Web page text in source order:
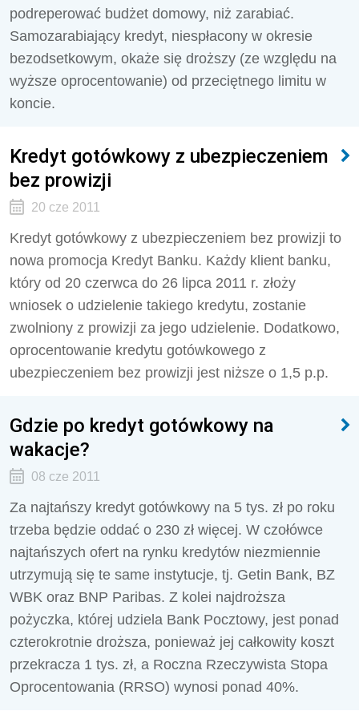
podreperować budżet domowy, niż zarabiać.
Samozarabiający kredyt, niespłacony w okresie
bezodsetkowym, okaże się droższy (ze względu na
wyższe oprocentowanie) od przeciętnego limitu w
koncie.
Kredyt gotówkowy z ubezpieczeniem
bez prowizji
20 cze 2011
Kredyt gotówkowy z ubezpieczeniem bez prowizji to
nowa promocja Kredyt Banku. Każdy klient banku,
który od 20 czerwca do 26 lipca 2011 r. złoży
wniosek o udzielenie takiego kredytu, zostanie
zwolniony z prowizji za jego udzielenie. Dodatkowo,
oprocentowanie kredytu gotówkowego z
ubezpieczeniem bez prowizji jest niższe o 1,5 p.p.
Gdzie po kredyt gotówkowy na
wakacje?
08 cze 2011
Za najtańszy kredyt gotówkowy na 5 tys. zł po roku
trzeba będzie oddać o 230 zł więcej. W czołówce
najtańszych ofert na rynku kredytów niezmiennie
utrzymują się te same instytucje, tj. Getin Bank, BZ
WBK oraz BNP Paribas. Z kolei najdroższa
pożyczka, której udziela Bank Pocztowy, jest ponad
czterokrotnie droższa, ponieważ jej całkowity koszt
przekracza 1 tys. zł, a Roczna Rzeczywista Stopa
Oprocentowania (RRSO) wynosi ponad 40%.